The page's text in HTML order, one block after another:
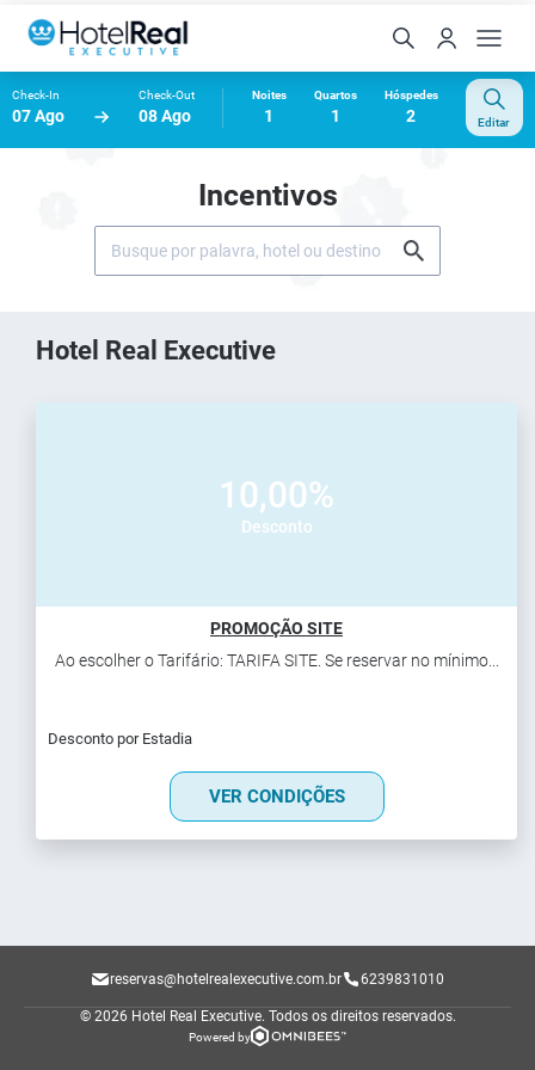
Check-In
07 Ago
Check-Out
08 Ago
Noites
1
Quartos
1
Hóspedes
2 Editar
Incentivos
Hotel Real Executive
10,00%
Desconto
PROMOÇÃO SITE
Ao escolher o Tarifário: TARIFA SITE. Se reservar no mínimo...
Desconto por Estadia
VER CONDIÇÕES
reservas@hotelrealexecutive.com.br 6239831010
© 2026 Hotel Real Executive. Todos os direitos reservados.
Powered by